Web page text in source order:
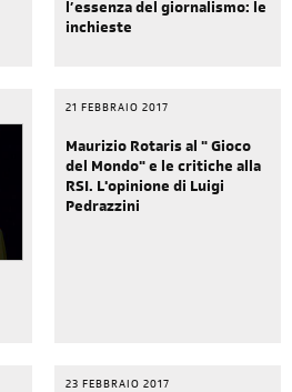
l’essenza del giornalismo: le
inchieste
21 FEBBRAIO 2017
Maurizio Rotaris al " Gioco
del Mondo" e le critiche alla
RSI. L'opinione di Luigi
Pedrazzini
23 FEBBRAIO 2017